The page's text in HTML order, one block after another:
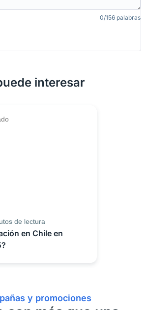
0/156 palabras
interesar
de lectura
en Chile en
y promociones